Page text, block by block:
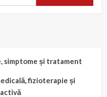
simptome și tratament
fizioterapie și